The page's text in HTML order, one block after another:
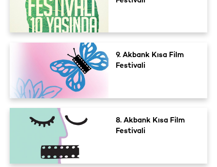
9. Akbank Kısa Film
Festivali
8. Akbank Kısa Film
Festivali